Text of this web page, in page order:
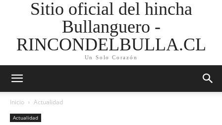
Sitio oficial del hincha
Bullanguero -
RINCONDELBULLA.CL
Un Solo Corazón
Inicio Actualidad
Actualidad